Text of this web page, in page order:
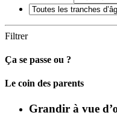
Filtrer
Ça se passe ou ?
Carto
Le coin des parents
Grandir à vue